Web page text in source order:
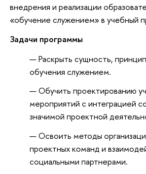
внедрения и реализации
«обучение служением» в учебный
Задачи программы
Раскрыть сущность,
обучения служением.
Обучить проектированию
мероприятий с интеграцией
значимой проектной
Освоить методы
проектных команд и
социальными партнерами.